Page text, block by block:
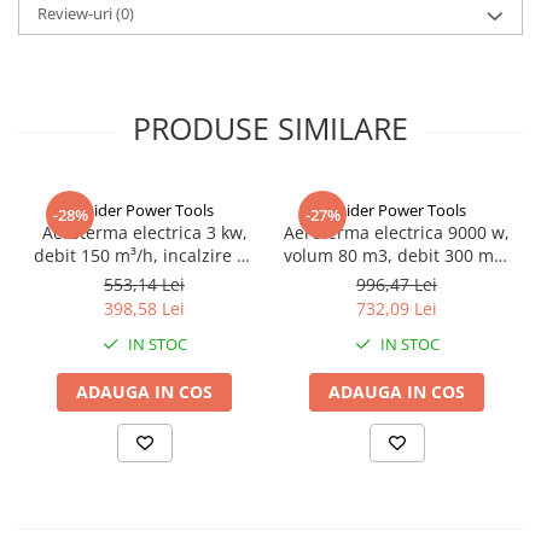
Review-uri(0)
PRODUSE SIMILARE
-28%Raider Power Tools
Aeroterma electrica 3 kw,
debit 150 m³/h, incalzire 30
m3, RD-EFH03
553,14 Lei
398,58 Lei
IN STOC
ADAUGA IN COS
-27%Raider Power Tools
Aeroterma electrica 9000 w,
volum 80 m3, debit 300 m³ /
h, RD-EFH09
996,47 Lei
732,09 Lei
IN STOC
ADAUGA IN COS